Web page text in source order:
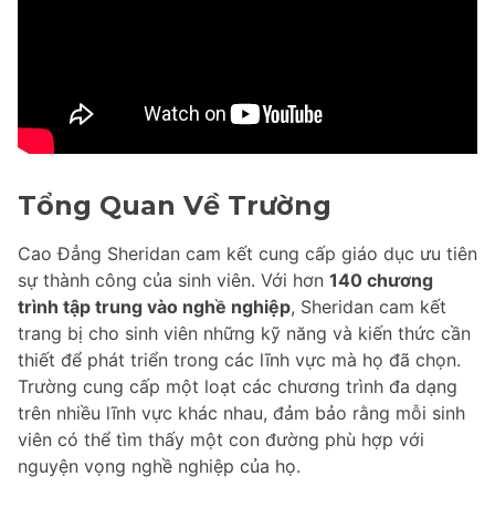
Tổng Quan Về Trường
Cao Đẳng Sheridan cam kết cung cấp giáo dục ưu tiên
sự thành công của sinh viên. Với hơn 140 chương
trình tập trung vào nghề nghiệp, Sheridan cam kết
trang bị cho sinh viên những kỹ năng và kiến thức cần
thiết để phát triển trong các lĩnh vực mà họ đã chọn.
Trường cung cấp một loạt các chương trình đa dạng
trên nhiều lĩnh vực khác nhau, đảm bảo rằng mỗi sinh
viên có thể tìm thấy một con đường phù hợp với
nguyện vọng nghề nghiệp của họ.